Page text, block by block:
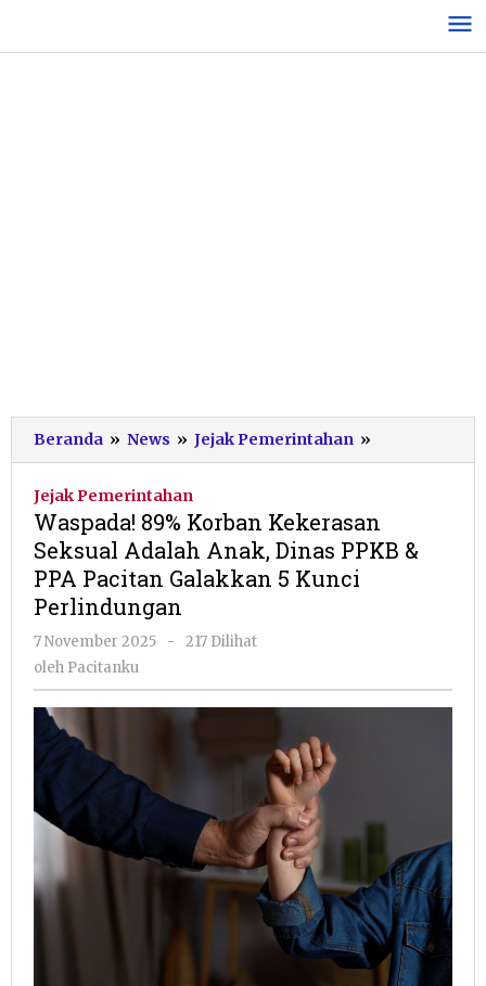
konten
Beranda » News » Jejak Pemerintahan »
89%
Seksual
Adalah
Pacitan
Galakkan
Jejak Pemerintahan
Waspada! 89% Korban Kekerasan
Seksual Adalah Anak, Dinas PPKB &
PPA Pacitan Galakkan 5 Kunci
Perlindungan
7 November 2025
oleh
-
217 Dilihat
oleh Pacitanku